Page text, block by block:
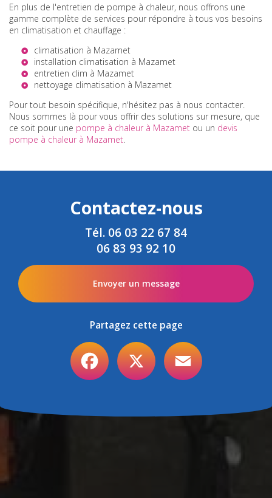
En plus de l'entretien de pompe à chaleur, nous offrons une
gamme complète de services pour répondre à tous vos besoins
en climatisation et chauffage :
climatisation à Mazamet
installation climatisation à Mazamet
entretien clim à Mazamet
nettoyage climatisation à Mazamet
Pour tout besoin spécifique, n'hésitez pas à nous contacter.
Nous sommes là pour vous offrir des solutions sur mesure, que
ce soit pour une pompe à chaleur à Mazamet ou un devis
pompe à chaleur à Mazamet.
Contactez-nous
Tél. 06 03 22 67 84
06 83 93 92 10
Envoyer un message
Partagez cette page
Facebook